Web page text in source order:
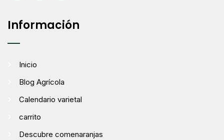
Información
Inicio
Blog Agrícola
Calendario varietal
carrito
Descubre comenaranjas